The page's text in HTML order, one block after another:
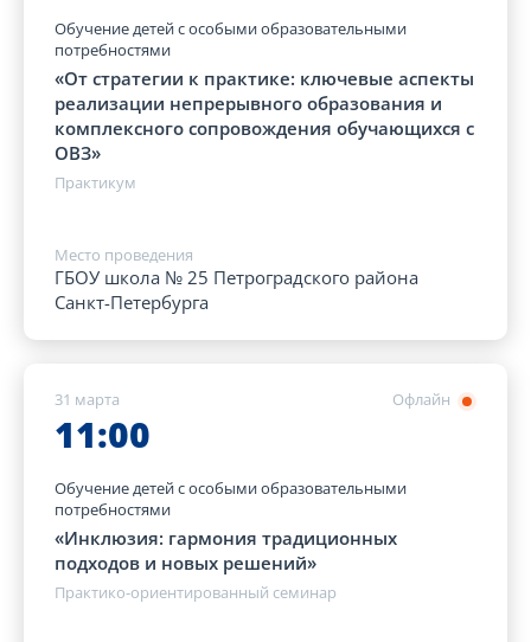
Обучение детей с особыми образовательными
потребностями
«От стратегии к практике: ключевые аспекты
реализации непрерывного образования и
комплексного сопровождения обучающихся с
ОВЗ»
Практикум
Место проведения
ГБОУ школа № 25 Петроградского района
Санкт-Петербурга
Офлайн
31 марта
11:00
Обучение детей с особыми образовательными
потребностями
«Инклюзия: гармония традиционных
подходов и новых решений»
Практико-ориентированный семинар